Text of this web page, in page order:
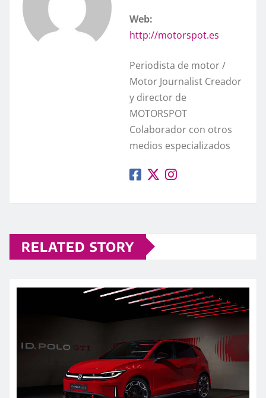
Web:
http://motorspot.es
Periodista de motor /
Motor Journalist Creador
y director de
MOTORSPOT
Colaborador con otros
medios especializados
RELATED STORY